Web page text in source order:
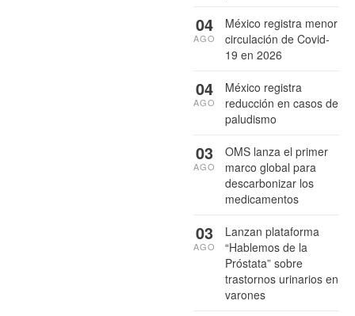
México registra menor
circulación de Covid-
19 en 2026
04
AGO
México registra
reducción en casos de
paludismo
04
AGO
OMS lanza el primer
marco global para
descarbonizar los
medicamentos
03
AGO
Lanzan plataforma
“Hablemos de la
Próstata” sobre
trastornos urinarios en
varones
03
AGO